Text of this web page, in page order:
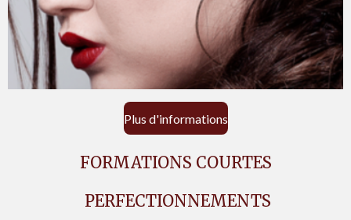
Plus d'informations
FORMATIONS COURTES
PERFECTIONNEMENTS